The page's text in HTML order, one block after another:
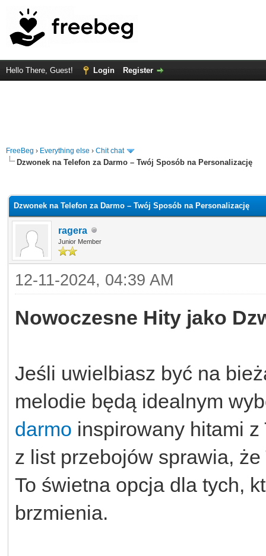
Hello There, Guest! Login Register
FreeBeg › Everything else › Chit chat
Dzwonek na Telefon za Darmo – Twój Sposób na Personalizację
Dzwonek na Telefon za Darmo – Twój Sposób na Personalizację
ragera
Junior Member
12-11-2024, 04:39 AM
Nowoczesne Hity jako
Jeśli uwielbiasz być na
melodie będą idealnym
darmo inspirowany hitami
z list przebojów sprawia,
To świetna opcja dla tych,
brzmienia.